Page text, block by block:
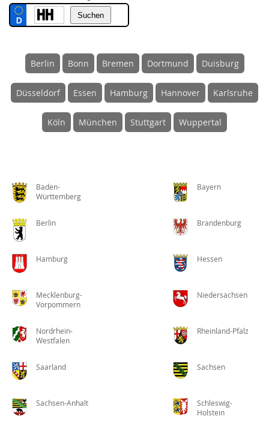
Berlin Bonn Bremen Dortmund Duisburg
Düsseldorf Essen Hamburg Hannover Karlsruhe
Köln München Stuttgart Wuppertal
Baden-
Württemberg
Bayern
Berlin Brandenburg
Hamburg Hessen
Mecklenburg-
Vorpommern
Niedersachsen
Nordrhein-
Westfalen
Rheinland-Pfalz
Saarland Sachsen
Sachsen-Anhalt
Schleswig-
Holstein